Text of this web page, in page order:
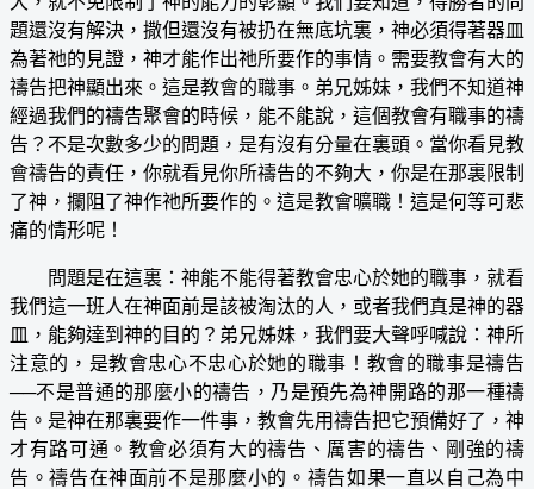
題還沒有解決，撒但還沒有被扔在無底坑裏，神必須得著器皿
為著祂的見證，神才能作出祂所要作的事情。需要教會有大的
禱告把神顯出來。這是教會的職事。弟兄姊妹，我們不知道神
經過我們的禱告聚會的時候，能不能說，這個教會有職事的禱
告？不是次數多少的問題，是有沒有分量在裏頭。當你看見教
會禱告的責任，你就看見你所禱告的不夠大，你是在那裏限制
了神，攔阻了神作祂所要作的。這是教會曠職！這是何等可悲
痛的情形呢！
問題是在這裏：神能不能得著教會忠心於她的職事，就看
我們這一班人在神面前是該被淘汰的人，或者我們真是神的器
皿，能夠達到神的目的？弟兄姊妹，我們要大聲呼喊說：神所
注意的，是教會忠心不忠心於她的職事！教會的職事是禱告
──不是普通的那麼小的禱告，乃是預先為神開路的那一種禱
告。是神在那裏要作一件事，教會先用禱告把它預備好了，神
才有路可通。教會必須有大的禱告、厲害的禱告、剛強的禱
告。禱告在神面前不是那麼小的。禱告如果一直以自己為中